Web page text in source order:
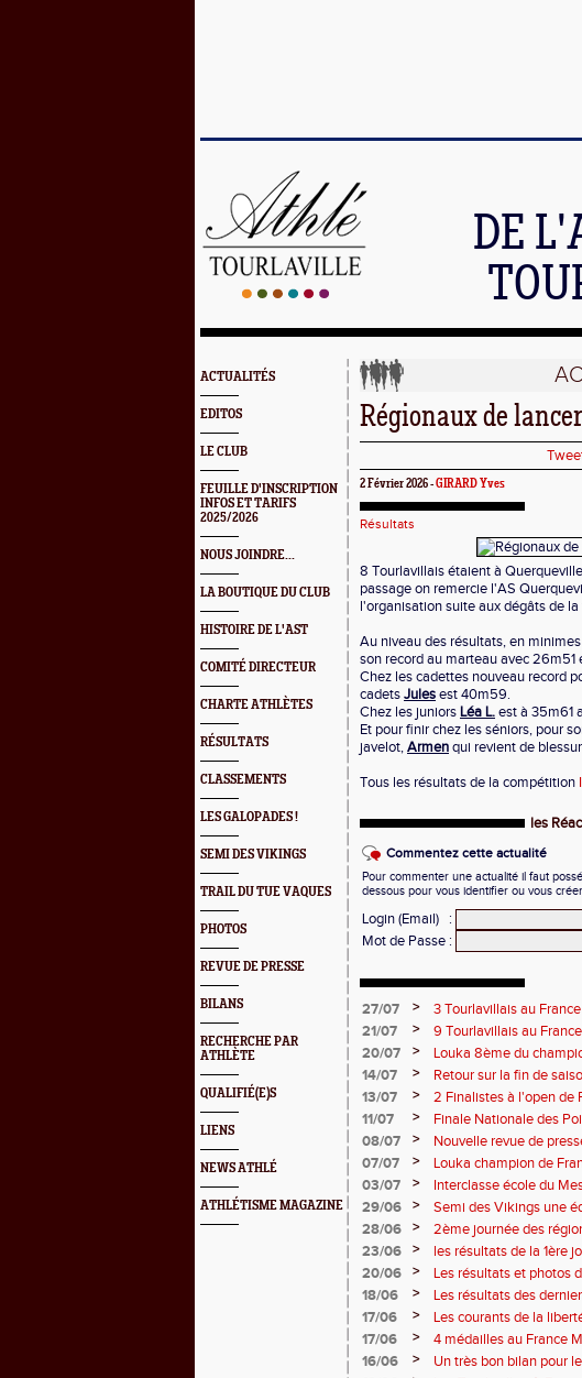
DE
ACTUALITÉS
EDITOS
LE CLUB
FEUILLE D'INSCRIPTION
INFOS ET TARIFS
2025/2026
NOUS JOINDRE...
LA BOUTIQUE DU CLUB
HISTOIRE DE L'AST
COMITÉ DIRECTEUR
CHARTE ATHLÈTES
RÉSULTATS
CLASSEMENTS
LES GALOPADES !
SEMI DES VIKINGS
TRAIL DU TUE VAQUES
PHOTOS
REVUE DE PRESSE
BILANS
RECHERCHE PAR
ATHLÈTE
QUALIFIÉ(E)S
LIENS
NEWS ATHLÉ
ATHLÉTISME MAGAZINE
Régionaux de
2 Février 2026 -GIRARD Yves
Résultats
8 Tourlavillais étaient à
passage on remercie l'AS
l'organisation suite aux dégâts de
Au niveau des résultats, en
son record au marteau avec 26m51
Chez les cadettes nouveau record
cadetsJulesest 40m59.
Chez les juniors Léa L.est à 35m61
Et pour finir chez les séniors, pour
javelot,Armenqui revient de
Tous les résultats de la compétition
les
Commentez cette actualité
Pour commenter une actualité il faut
dessous pour vous identifier ou vous
Login (Email)
:
Mot de Passe :
27/07 >
3 Tourlavillais au
Juliette
21/07 >
9 Tourlavillais au
20/07
>
Louka 8ème du
14/07
>
Retour sur la fin de
13/07
>
2 Finalistes à l'open de
11/07
>
Finale Nationale des
08/07
>
Nouvelle revue de
07/07
>
Louka champion de
points !
03/07 >
Interclasse école du
29/06
>
Semi des Vikings une
28/06
>
2ème journée des
23/06
>
les résultats de la 1ère
2 titres
20/06 >
Les résultats et photos
18/06
>
Les résultats des
17/06
>
Les courants de la
17/06
>
4 médailles au France
16/06
>
Un très bon bilan pour